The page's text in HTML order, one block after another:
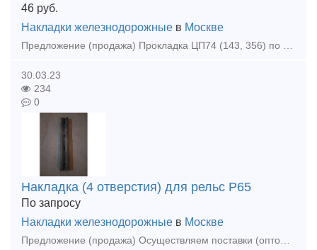
46 руб.
Накладки железнодорожные в Москве
30.03.23
234
0
Накладка (4 отверстия) для рельс Р65
По запросу
Накладки железнодорожные в Москве